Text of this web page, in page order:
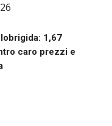
1,67
caro prezzi e